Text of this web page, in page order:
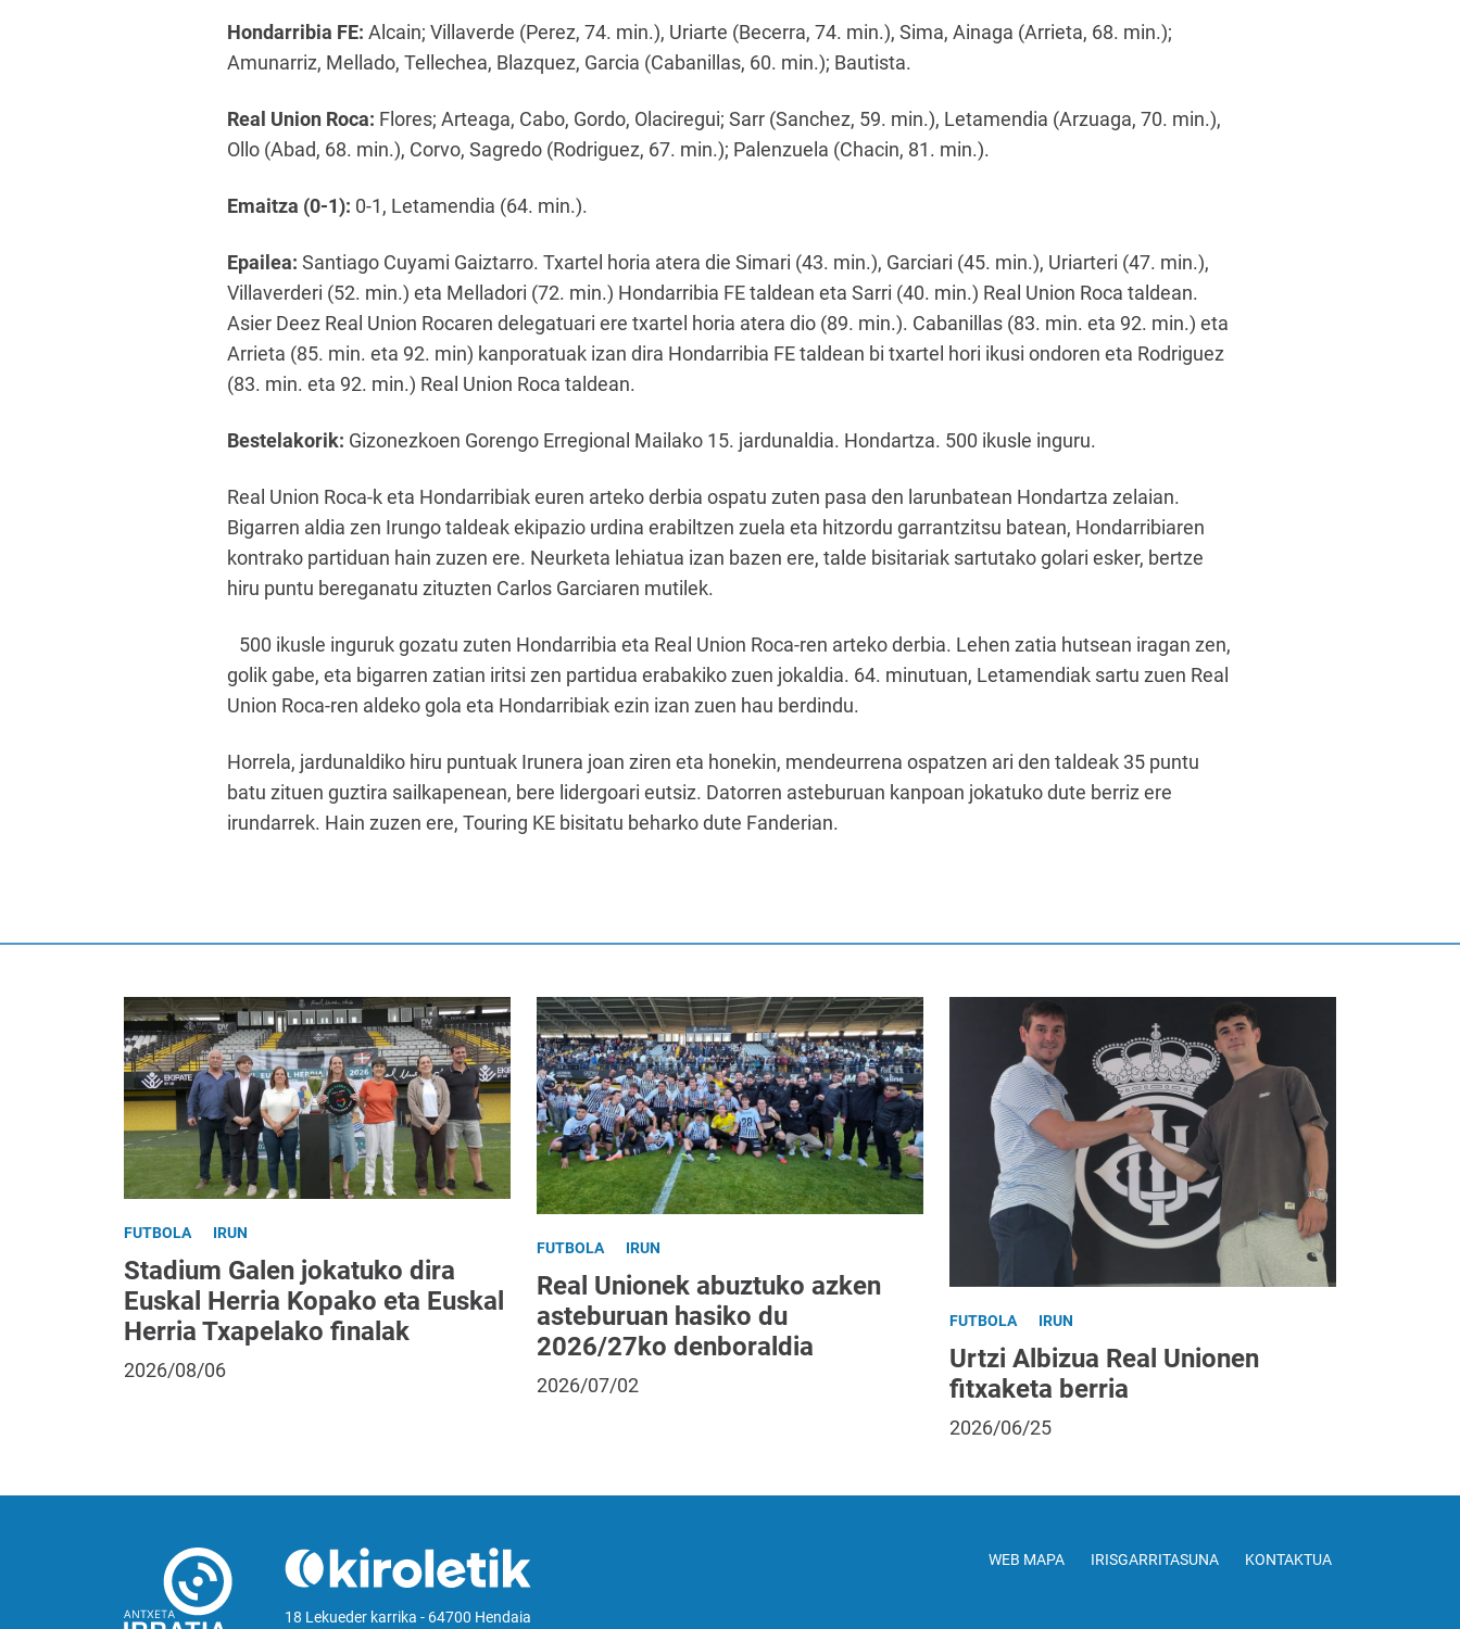
Hondarribia FE: Alcain; Villaverde (Perez, 74. min.), Uriarte (Becerra, 74. min.), Sima, Ainaga (Arrieta, 68. min.);
Amunarriz, Mellado, Tellechea, Blazquez, Garcia (Cabanillas, 60. min.); Bautista.
Real Union Roca: Flores; Arteaga, Cabo, Gordo, Olaciregui; Sarr (Sanchez, 59. min.), Letamendia (Arzuaga, 70. min.),
Ollo (Abad, 68. min.), Corvo, Sagredo (Rodriguez, 67. min.); Palenzuela (Chacin, 81. min.).
Emaitza (0-1): 0-1, Letamendia (64. min.).
Epailea: Santiago Cuyami Gaiztarro. Txartel horia atera die Simari (43. min.), Garciari (45. min.), Uriarteri (47. min.),
Villaverderi (52. min.) eta Melladori (72. min.) Hondarribia FE taldean eta Sarri (40. min.) Real Union Roca taldean.
Asier Deez Real Union Rocaren delegatuari ere txartel horia atera dio (89. min.). Cabanillas (83. min. eta 92. min.) eta
Arrieta (85. min. eta 92. min) kanporatuak izan dira Hondarribia FE taldean bi txartel hori ikusi ondoren eta Rodriguez
(83. min. eta 92. min.) Real Union Roca taldean.
Bestelakorik: Gizonezkoen Gorengo Erregional Mailako 15. jardunaldia. Hondartza. 500 ikusle inguru.
Real Union Roca-k eta Hondarribiak euren arteko derbia ospatu zuten pasa den larunbatean Hondartza zelaian.
Bigarren aldia zen Irungo taldeak ekipazio urdina erabiltzen zuela eta hitzordu garrantzitsu batean, Hondarribiaren
kontrako partiduan hain zuzen ere. Neurketa lehiatua izan bazen ere, talde bisitariak sartutako golari esker, bertze
hiru puntu bereganatu zituzten Carlos Garciaren mutilek.
500 ikusle inguruk gozatu zuten Hondarribia eta Real Union Roca-ren arteko derbia. Lehen zatia hutsean iragan zen,
golik gabe, eta bigarren zatian iritsi zen partidua erabakiko zuen jokaldia. 64. minutuan, Letamendiak sartu zuen Real
Union Roca-ren aldeko gola eta Hondarribiak ezin izan zuen hau berdindu.
Horrela, jardunaldiko hiru puntuak Irunera joan ziren eta honekin, mendeurrena ospatzen ari den taldeak 35 puntu
batu zituen guztira sailkapenean, bere lidergoari eutsiz. Datorren asteburuan kanpoan jokatuko dute berriz ere
irundarrek. Hain zuzen ere, Touring KE bisitatu beharko dute Fanderian.
FUTBOLA IRUN
Stadium Galen jokatuko dira
Euskal Herria Kopako eta Euskal
Herria Txapelako finalak
2026/08/06
FUTBOLA IRUN
Real Unionek abuztuko azken
asteburuan hasiko du
2026/27ko denboraldia
2026/07/02
FUTBOLA IRUN
Urtzi Albizua Real Unionen
fitxaketa berria
2026/06/25
18 Lekueder karrika - 64700 Hendaia
WEB MAPA IRISGARRITASUNA KONTAKTUA